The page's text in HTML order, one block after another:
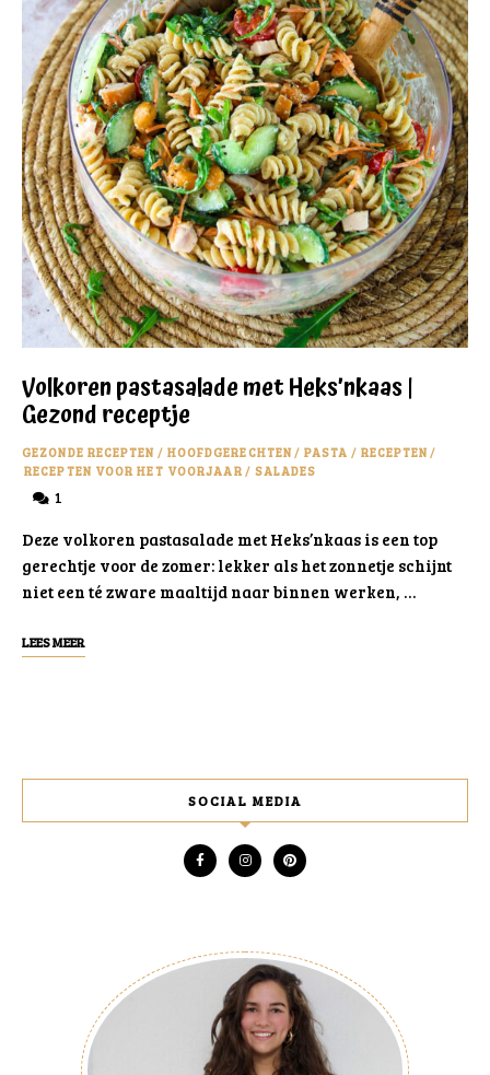
Volkoren pastasalade met Heks’nkaas |
Gezond receptje
GEZONDE RECEPTEN / HOOFDGERECHTEN/ PASTA / RECEPTEN/
RECEPTEN VOOR HET VOORJAAR/ SALADES
1
Deze volkoren pastasalade met Heks’nkaas is een top
gerechtje voor de zomer: lekker als het zonnetje schijnt
niet een té zware maaltijd naar binnen werken, …
LEES MEER
SOCIAL MEDIA